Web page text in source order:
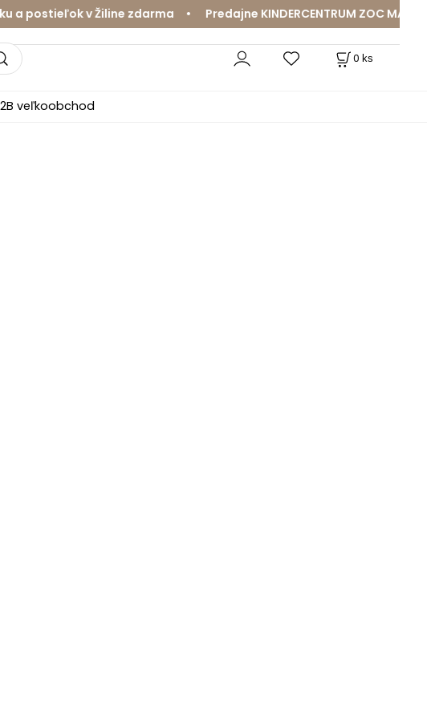
v Žiline zdarma • Predajne KINDERCENTRUM ZOC MAX a
0 ks
veľkoobchod